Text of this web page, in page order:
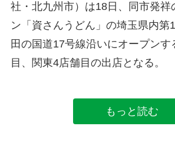
社・北九州市）は18日、同市発祥
ン「資さんうどん」の埼玉県内第
田の国道17号線沿いにオープンす
目、関東4店舗目の出店となる。
もっと読む